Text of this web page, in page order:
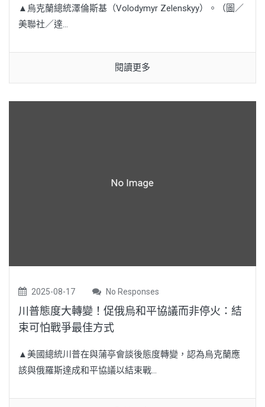
▲烏克蘭總統澤倫斯基（Volodymyr Zelenskyy）。（圖／
美聯社／達...
閱讀更多
2025-08-17 No Responses
川普態度大轉變！促俄烏和平協議而非停火：結
束可怕戰爭最佳方式
▲美國總統川普在與蒲亭會談後態度轉變，認為烏克蘭應
該與俄羅斯達成和平協議以結束戰...